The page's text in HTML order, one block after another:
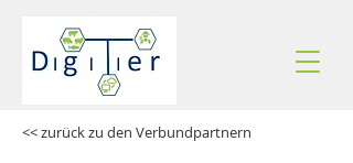
<< zurück zu den Verbundpartnern